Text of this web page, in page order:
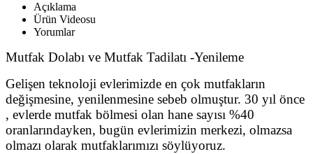
Açıklama
Ürün Videosu
Yorumlar
Mutfak Dolabı ve Mutfak Tadilatı -Yenileme
Gelişen teknoloji evlerimizde en çok mutfakların
değişmesine, yenilenmesine sebeb olmuştur. 30 yıl önce
, evlerde mutfak bölmesi olan hane sayısı %40
oranlarındayken, bugün evlerimizin merkezi, olmazsa
olmazı olarak mutfaklarımızı söylüyoruz.